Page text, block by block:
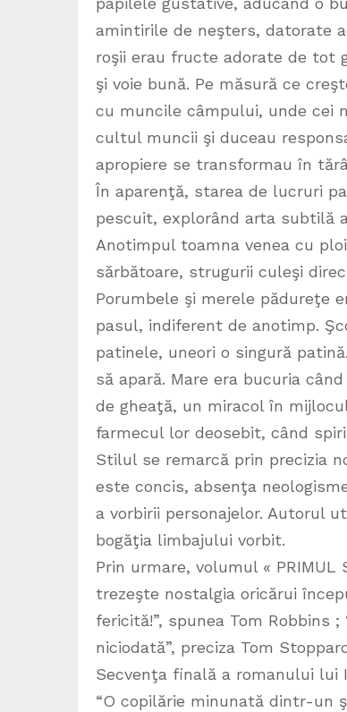
amintirile de neşters, datorate
roşii erau fructe adorate de tot
şi voie bună. Pe măsură ce
cu muncile câmpului, unde cei
cultul muncii şi duceau
apropiere se transformau în
În aparenţă, starea de lucruri
pescuit, explorând arta subtilă
Anotimpul toamna venea cu
sărbătoare, strugurii culeşi
Porumbele şi merele pădureţe
pasul, indiferent de anotimp.
patinele, uneori o singură
să apară. Mare era bucuria
de gheaţă, un miracol în
farmecul lor deosebit, când
Stilul se remarcă prin precizia
este concis, absenţa
a vorbirii personajelor. Autorul
bogăţia limbajului vorbit.
Prin urmare, volumul « PRIMUL
trezeşte nostalgia oricărui
fericită!”, spunea Tom Robbins
niciodată”, preciza Tom
Secvenţa finală a romanului lui
“O copilărie minunată dintr-un